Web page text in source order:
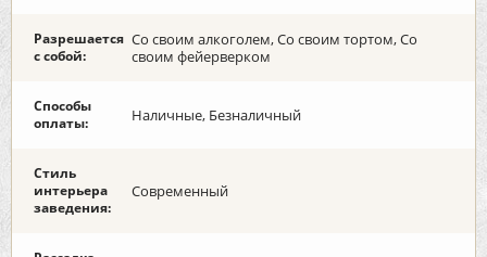
Разрешается
с собой:
Со своим алкоголем, Со своим тортом, Со
своим фейерверком
Способы
оплаты:
Наличные, Безналичный
Стиль
интерьера
заведения:
Современный